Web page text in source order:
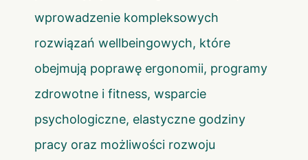
wprowadzenie kompleksowych
rozwiązań wellbeingowych, które
obejmują poprawę ergonomii, programy
zdrowotne i fitness, wsparcie
psychologiczne, elastyczne godziny
pracy oraz możliwości rozwoju